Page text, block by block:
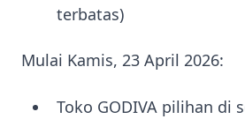
terbatas)
Mulai Kamis, 23 April 2026:
Toko GODIVA pilihan di